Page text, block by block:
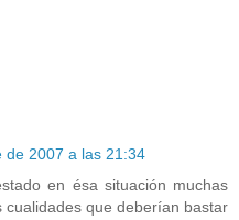
de 2007 a las 21:34
en ésa situación muchas
que deberían bastar